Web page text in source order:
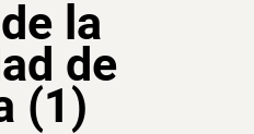
la
de
(1)